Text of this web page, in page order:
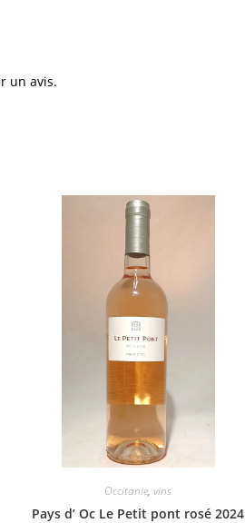
un avis.
Occitanie,vins
Pays d’ Oc Le Petit pont rosé 2024